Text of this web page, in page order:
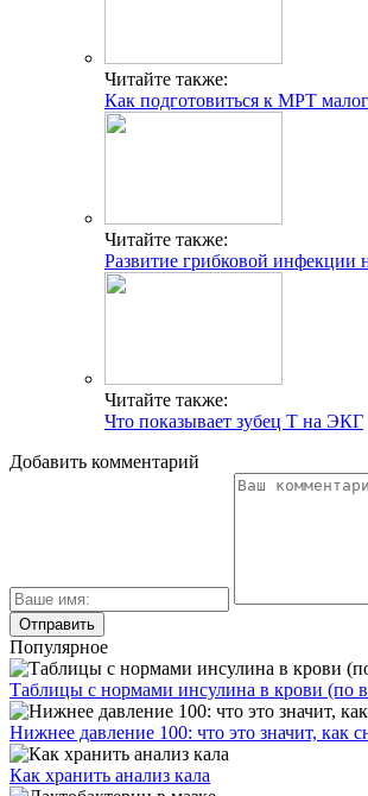
Читайте также:
Как подготовиться к МРТ
Читайте также:
Развитие грибковой инфекции
Читайте также:
Что показывает зубец Т на ЭКГ
Добавить комментарий
Популярное
Таблицы с нормами инсулина в крови (по
Нижнее давление 100: что это значит, как
Как хранить анализ кала